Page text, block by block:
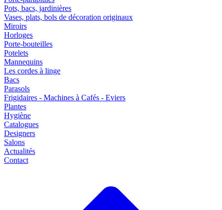
Pots, bacs, jardinières
Vases, plats, bols de décoration originaux
Miroirs
Horloges
Porte-bouteilles
Potelets
Mannequins
Les cordes à linge
Bacs
Parasols
Frigidaires - Machines à Cafés - Eviers
Plantes
Hygiène
Catalogues
Designers
Salons
Actualités
Contact